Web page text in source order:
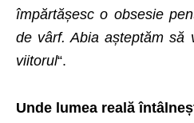
împărtășesc o obsesie
de vârf. Abia așteptăm să
viitorul“.
Unde lumea reală